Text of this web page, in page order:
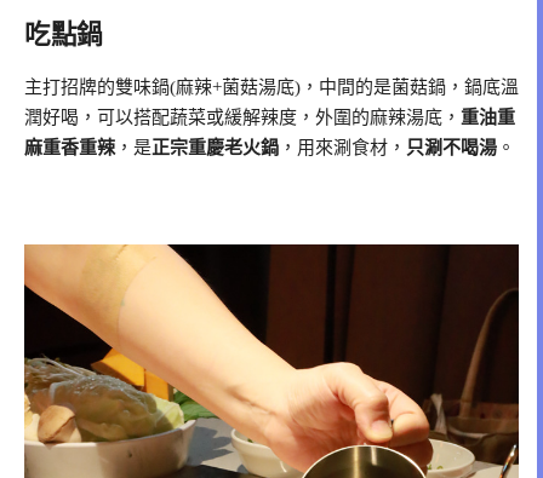
吃點鍋
主打招牌的雙味鍋(麻辣+菌菇湯底)，中間的是菌菇鍋，鍋底溫
潤好喝，可以搭配蔬菜或緩解辣度，外圍的麻辣湯底， 重油重
麻重香重辣 ，是正宗重慶老火鍋 ，用來涮食材， 只涮不喝湯 。